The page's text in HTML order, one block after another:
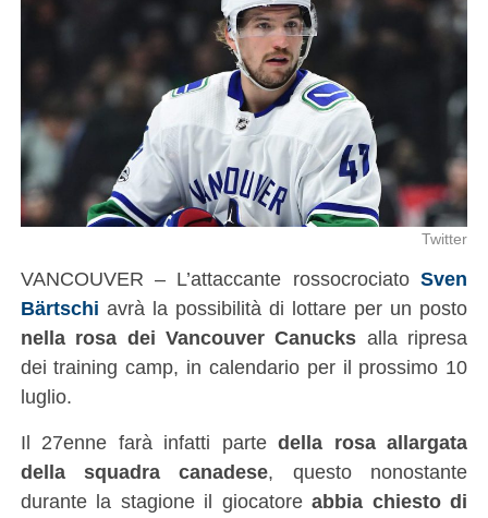
Twitter
VANCOUVER – L’attaccante rossocrociatoSven
Bärtschi avrà la possibilità di lottare per un posto
nella rosa dei Vancouver Canucks alla ripresa
dei training camp, in calendario per il prossimo 10
luglio.
Il 27enne farà infatti partedella rosa allargata
della squadra canadese, questo nonostante
durante la stagione il giocatoreabbia chiesto di